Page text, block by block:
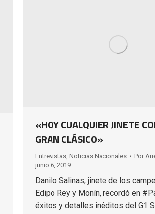
«HOY CUALQUIER JINETE
GRAN CLÁSICO»
Entrevistas, Noticias Nacionales Por
junio 6, 2019
Danilo Salinas, jinete de los
Edipo Rey y Monín, recordó en
éxitos y detalles inéditos del G1